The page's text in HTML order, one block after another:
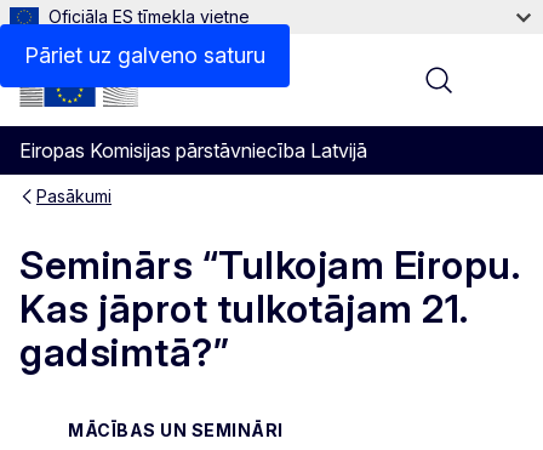
Pāriet uz galveno saturu
Oficiāla ES tīmekļa vietne
Eiropas Komisijas pārstāvniecība Latvijā
Menu
Pasākumi
Seminārs “Tulkojam Eiropu.
Kas jāprot tulkotājam 21.
gadsimtā?”
MĀCĪBAS UN SEMINĀRI